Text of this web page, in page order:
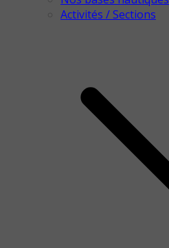
Activités / Sections